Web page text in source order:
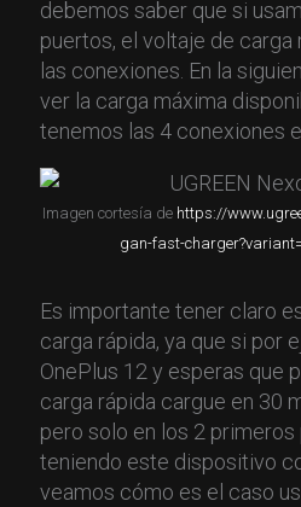
debemos saber que si
puertos, el voltaje de carga
las conexiones. En la
ver la carga máxima
tenemos las 4 conexiones
Imagen cortesía de https://
gan-fast-
Es importante tener claro
carga rápida, ya que si por
OnePlus 12 y esperas que
carga rápida cargue en 30
pero solo en los 2
teniendo este dispositivo
veamos cómo es el caso